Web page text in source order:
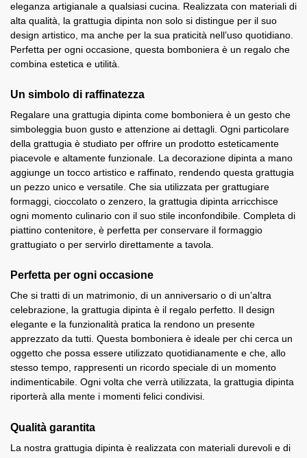
eleganza artigianale a qualsiasi cucina. Realizzata con materiali di
alta qualità, la grattugia dipinta non solo si distingue per il suo
design artistico, ma anche per la sua praticità nell’uso quotidiano.
Perfetta per ogni occasione, questa bomboniera è un regalo che
combina estetica e utilità.
Un simbolo di raffinatezza
Regalare una grattugia dipinta come bomboniera è un gesto che
simboleggia buon gusto e attenzione ai dettagli. Ogni particolare
della grattugia è studiato per offrire un prodotto esteticamente
piacevole e altamente funzionale. La decorazione dipinta a mano
aggiunge un tocco artistico e raffinato, rendendo questa grattugia
un pezzo unico e versatile. Che sia utilizzata per grattugiare
formaggi, cioccolato o zenzero, la grattugia dipinta arricchisce
ogni momento culinario con il suo stile inconfondibile. Completa di
piattino contenitore, è perfetta per conservare il formaggio
grattugiato o per servirlo direttamente a tavola.
Perfetta per ogni occasione
Che si tratti di un matrimonio, di un anniversario o di un’altra
celebrazione, la grattugia dipinta è il regalo perfetto. Il design
elegante e la funzionalità pratica la rendono un presente
apprezzato da tutti. Questa bomboniera è ideale per chi cerca un
oggetto che possa essere utilizzato quotidianamente e che, allo
stesso tempo, rappresenti un ricordo speciale di un momento
indimenticabile. Ogni volta che verrà utilizzata, la grattugia dipinta
riporterà alla mente i momenti felici condivisi.
Qualità garantita
La nostra grattugia dipinta è realizzata con materiali durevoli e di